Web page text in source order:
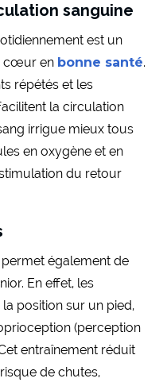
sanguine
est un
cœur en bonne santé.
répétés et les
la circulation
irrigue mieux tous
en oxygène et en
du retour
également de
En effet, les
position sur un pied,
(perception
entraînement réduit
de chutes,